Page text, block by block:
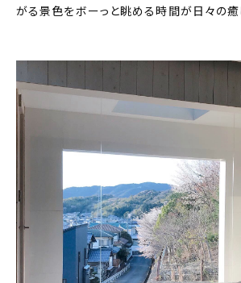
がる景色をボーっと眺める時間が日々の癒